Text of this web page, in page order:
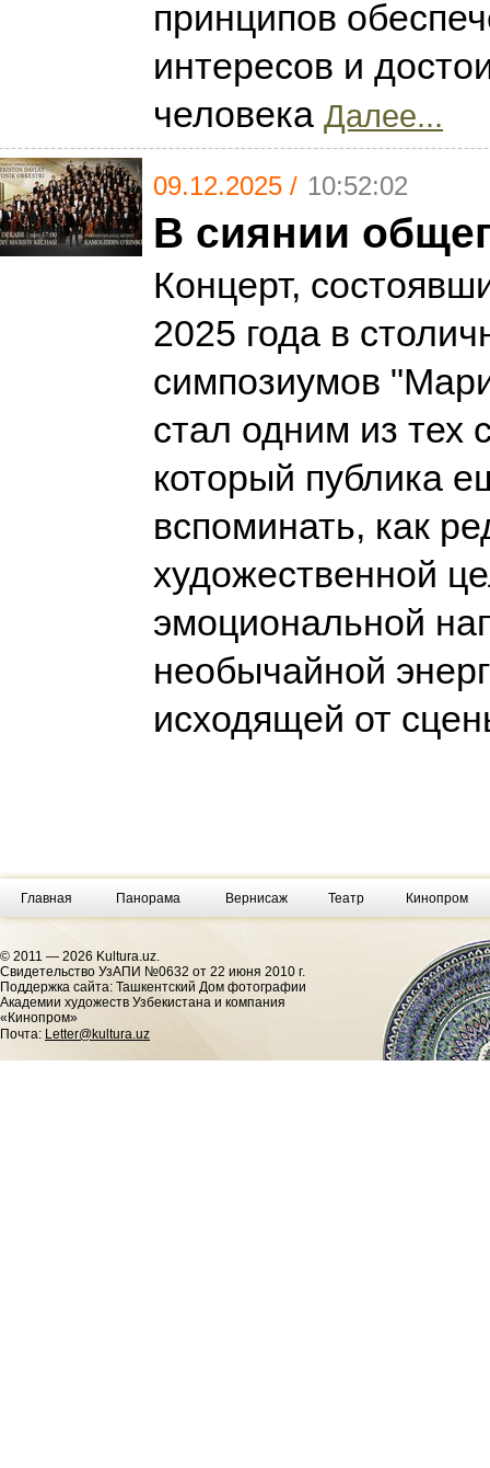
принципов
интересов и
человека Далее...
09.12.2025 / 10:52:02
В сиянии
Концерт,
2025 года в
симпозиумов
стал одним из тех
который публика
вспоминать, как
художественной
эмоциональной
необычайной
исходящей от
Главная Панорама Вернисаж Театр Кинопром
© 2011 — 2026 Kultura.uz.
Cвидетельство УзАПИ №0632 от 22 июня 2010 г.
Поддержка сайта: Ташкентский Дом фотографии
Академии художеств Узбекистана и компания
«Кинопром»
Почта: Letter@kultura.uz